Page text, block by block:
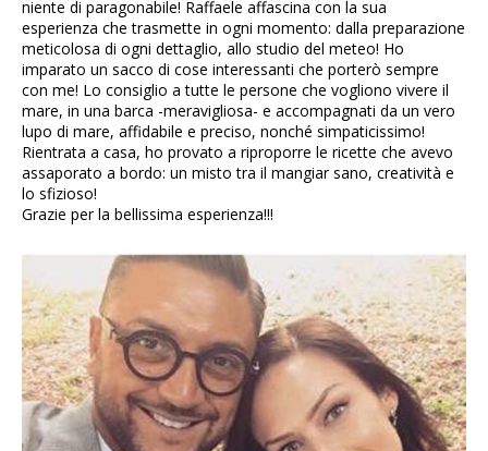
niente di paragonabile! Raffaele affascina con la sua
esperienza che trasmette in ogni momento: dalla preparazione
meticolosa di ogni dettaglio, allo studio del meteo! Ho
imparato un sacco di cose interessanti che porterò sempre
con me! Lo consiglio a tutte le persone che vogliono vivere il
mare, in una barca -meravigliosa- e accompagnati da un vero
lupo di mare, affidabile e preciso, nonché simpaticissimo!
Rientrata a casa, ho provato a riproporre le ricette che avevo
assaporato a bordo: un misto tra il mangiar sano, creatività e
lo sfizioso!
Grazie per la bellissima esperienza!!!